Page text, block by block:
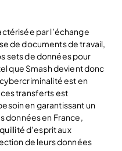
par l’échange
de documents de travail,
sets de données pour
que Smash devient donc
est en
transferts est
en garantissant un
données en France,
d’esprit aux
de leurs données